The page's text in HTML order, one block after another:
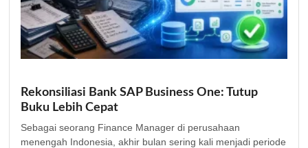
Rekonsiliasi Bank SAP Business One: Tutup
Buku Lebih Cepat
Sebagai seorang Finance Manager di perusahaan
menengah Indonesia, akhir bulan sering kali menjadi periode